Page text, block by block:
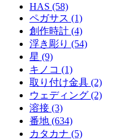
HAS (58)
ペガサス (1)
創作時計 (4)
浮き彫り (54)
星 (9)
キノコ (1)
取り付け金具 (2)
ウェディング (2)
溶接 (3)
番地 (634)
カタカナ (5)